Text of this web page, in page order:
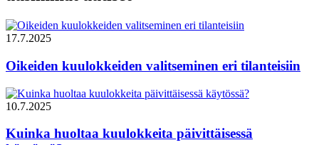
17.7.2025
Oikeiden kuulokkeiden valitseminen eri tilanteisiin
10.7.2025
Kuinka huoltaa kuulokkeita päivittäisessä